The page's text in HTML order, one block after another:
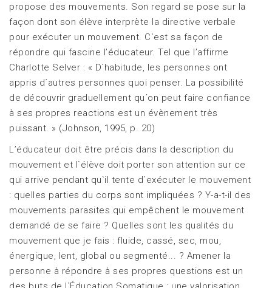
propose des mouvements. Son regard se pose sur la
façon dont son élève interprète la directive verbale
pour exécuter un mouvement. C`est sa façon de
répondre qui fascine l’éducateur. Tel que l’affirme
Charlotte Selver : « D´habitude, les personnes ont
appris d´autres personnes quoi penser. La possibilité
de découvrir graduellement qu´on peut faire confiance
à ses propres reactions est un évènement très
puissant. » (Johnson, 1995, p. 20)
L’éducateur doit être précis dans la description du
mouvement et l`élève doit porter son attention sur ce
qui arrive pendant qu`il tente d`exécuter le mouvement
: quelles parties du corps sont impliquées ? Y-a-t-il des
mouvements parasites qui empêchent le mouvement
demandé de se faire ? Quelles sont les qualités du
mouvement que je fais : fluide, cassé, sec, mou,
énergique, lent, global ou segmenté... ? Amener la
personne à répondre à ses propres questions est un